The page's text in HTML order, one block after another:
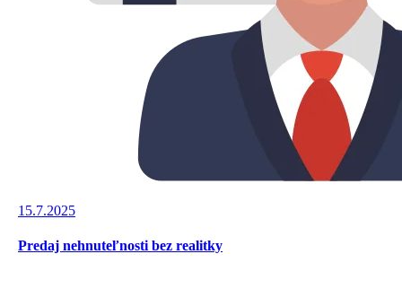
15.7.2025
Predaj nehnuteľnosti bez realitky